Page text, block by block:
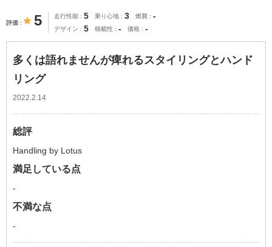
評価 5 走行性能 5 乗り心地 3 燃費 -
デザイン 5 積載性 - 価格 -
多くは語れませんが痺れるスタイリングとハンド
リング
2022.2.14
総評
Handling by Lotus
満足している点
-
不満な点
-